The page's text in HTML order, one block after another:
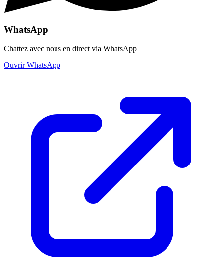
WhatsApp
Chattez avec nous en direct via WhatsApp
Ouvrir WhatsApp